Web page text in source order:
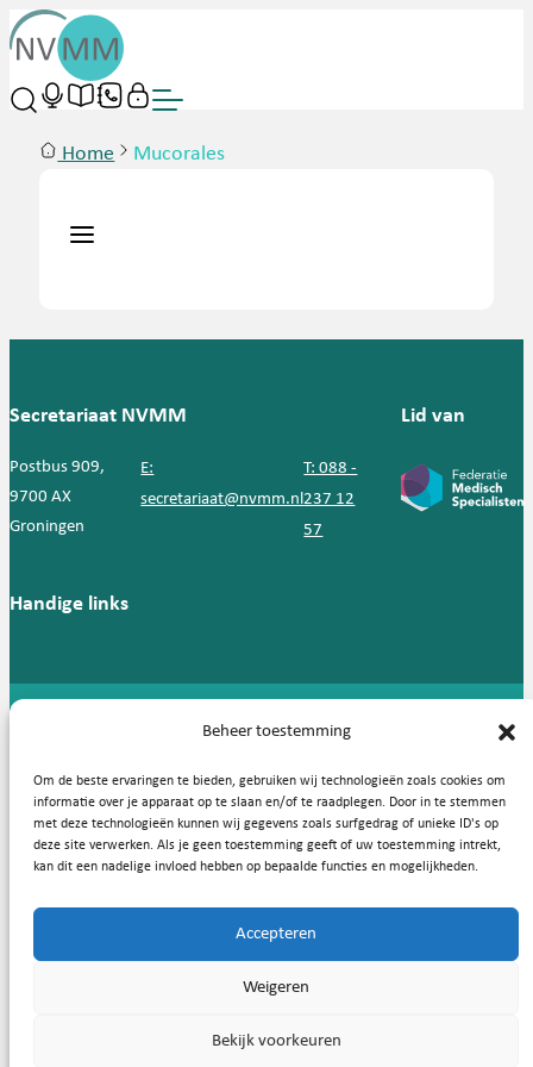
Beheer toestemming
Om de beste ervaringen te bieden, gebruiken wij technologieën zoals cookies om
informatie over je apparaat op te slaan en/of te raadplegen. Door in te stemmen
met deze technologieën kunnen wij gegevens zoals surfgedrag of unieke ID's op
deze site verwerken. Als je geen toestemming geeft of uw toestemming intrekt,
kan dit een nadelige invloed hebben op bepaalde functies en mogelijkheden.
Accepteren
Weigeren
Bekijk voorkeuren
Home Mucorales
Secretariaat NVMM
Postbus 909,
9700 AX
Groningen
E:
secretariaat@nvmm.nl
T: 088 -
237 12
57
Lid van
Handige links
Copyright © 2026, Nederlandse Vereniging voor Medische
Privacy statementCookies